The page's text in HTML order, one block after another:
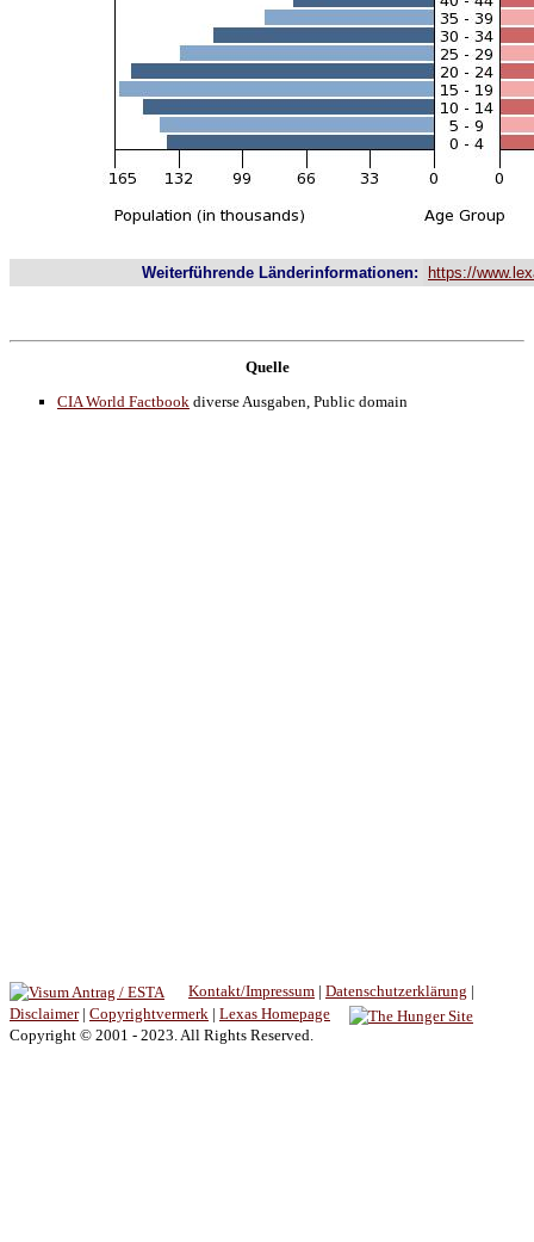
Weiterführende Länderinformationen: https://
Quelle
CIA World Factbook diverse Ausgaben, Public domain
Kontakt/Impressum | Datenschutzerklärung |
Disclaimer| Copyrightvermerk | Lexas Homepage
Copyright © 2001 - 2023. All Rights Reserved.